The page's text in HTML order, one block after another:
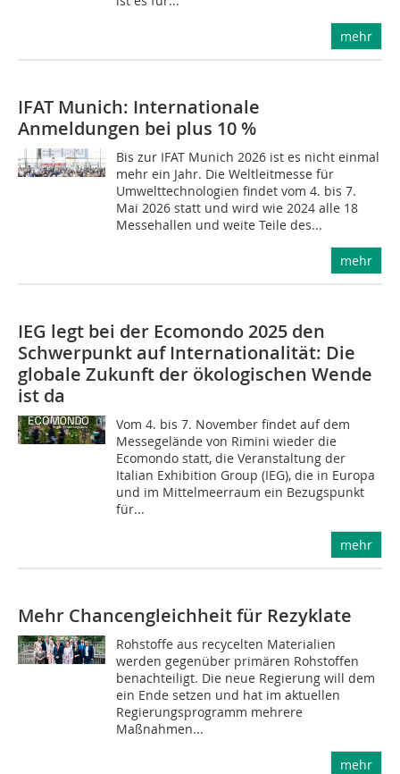
mehr
IFAT Munich: Internationale
Anmeldungen bei plus 10 %
Bis zur IFAT Munich 2026 ist es nicht einmal
mehr ein Jahr. Die Weltleitmesse für
Umwelttechnologien findet vom 4. bis 7.
Mai 2026 statt und wird wie 2024 alle 18
Messehallen und weite Teile des...
mehr
IEG legt bei der Ecomondo 2025 den
Schwerpunkt auf Internationalität: Die
globale Zukunft der ökologischen Wende
ist da
Vom 4. bis 7. November findet auf dem
Messegelände von Rimini wieder die
Ecomondo statt, die Veranstaltung der
Italian Exhibition Group (IEG), die in Europa
und im Mittelmeerraum ein Bezugspunkt
für...
mehr
Mehr Chancengleichheit für Rezyklate
Rohstoffe aus recycelten Materialien
werden gegenüber primären Rohstoffen
benachteiligt. Die neue Regierung will dem
ein Ende setzen und hat im aktuellen
Regierungsprogramm mehrere
Maßnahmen...
mehr